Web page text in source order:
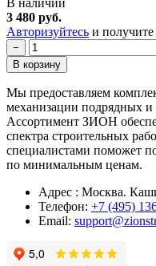
В наличии
3 480 руб.
Авторизуйтесь и
−
В корзину
Мы предоставляем
механизации подрядных и
Ассортимент ЗИОН
спектра строительных
специалистами поможет
по минимальным ценам.
Адрес : Москва.
Телефон: +7 (495)
Email: